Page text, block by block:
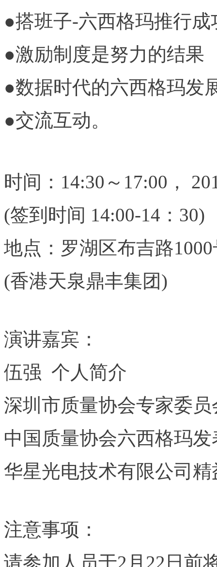
●搭班子-六西格玛推行成
●激励制度是努力的结果
●数据时代的六西格玛发
●交流互动。
时间：14:30～17:00，
(签到时间 14:00-14：30)
地点：罗湖区布吉路
(香港天泉鼎丰集团)
演讲嘉宾：
伍强 个人简介
深圳市质量协会专家委员
中国质量协会六西格玛
华星光电技术有限公司
注意事项：
请参加人员于2月22日前